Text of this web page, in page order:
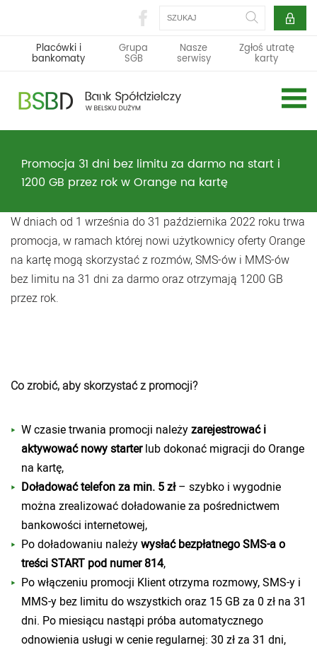
Szukaj
Placówki i
bankomaty
Grupa
SGB
Nasze
serwisy
Zgłoś utratę
karty
Promocja 31 dni bez limitu za darmo na start i
1200 GB przez rok w Orange na kartę
W dniach od 1 września do 31 października 2022 roku trwa
promocja, w ramach której nowi użytkownicy oferty Orange
na kartę mogą skorzystać z rozmów, SMS-ów i MMS-ów
bez limitu na 31 dni za darmo oraz otrzymają 1200 GB
przez rok.
Co zrobić, aby skorzystać z promocji?
W czasie trwania promocji należyzarejestrować i
aktywować nowy starterlub dokonać migracji do Orange
na kartę,
Doładować telefon za min. 5 zł– szybko i wygodnie
można zrealizować doładowanie za pośrednictwem
bankowości internetowej,
Po doładowaniu należywysłać bezpłatnego SMS-a o
treści START pod numer 814,
Po włączeniu promocji Klient otrzyma rozmowy, SMS-y i
MMS-y bez limitu do wszystkich oraz 15 GB za 0 zł na 31
dni. Po miesiącu nastąpi próba automatycznego
odnowienia usługi w cenie regularnej: 30 zł za 31 dni,